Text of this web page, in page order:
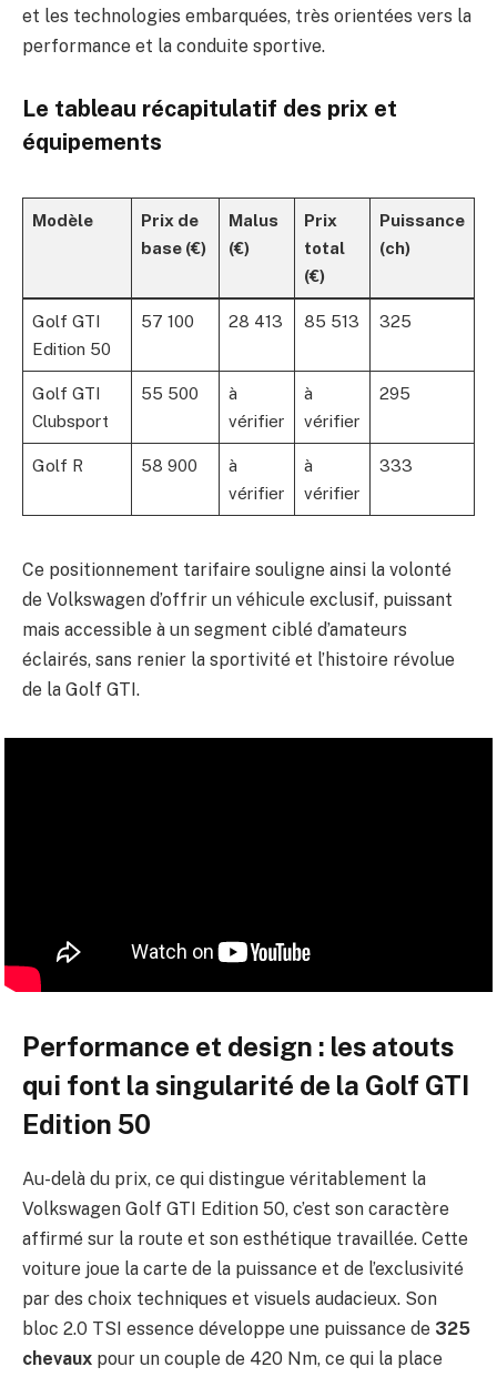
et les technologies embarquées, très orientées vers la
performance et la conduite sportive.
Le tableau récapitulatif des prix et
équipements
Modèle
Prix de
base (€)
Malus
(€)
Prix
total
(€)
Puissance
(ch)
Golf GTI
Edition 50
57 100 28 413 85 513 325
Golf GTI
Clubsport
55 500
à
vérifier
à
vérifier
295
Golf R 58 900
à
vérifier
à
vérifier
333
Ce positionnement tarifaire souligne ainsi la volonté
de Volkswagen d’offrir un véhicule exclusif, puissant
mais accessible à un segment ciblé d’amateurs
éclairés, sans renier la sportivité et l’histoire révolue
de la Golf GTI.
Performance et design : les atouts
qui font la singularité de la Golf GTI
Edition 50
Au-delà du prix, ce qui distingue véritablement la
Volkswagen Golf GTI Edition 50, c’est son caractère
affirmé sur la route et son esthétique travaillée. Cette
voiture joue la carte de la puissance et de l’exclusivité
par des choix techniques et visuels audacieux. Son
bloc 2.0 TSI essence développe une puissance de 325
chevaux pour un couple de 420 Nm, ce qui la place